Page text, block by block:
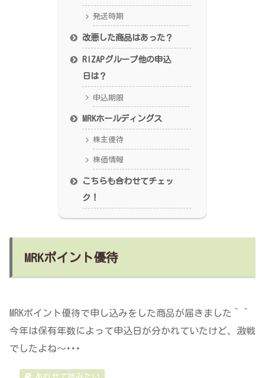
発送時期
改悪した商品はあった？
RIZAPグループ他の申込
日は？
申込期限
MRKホールディングス
株主優待
株価情報
こちらも合わせてチェッ
ク！
MRKポイント優待
MRKポイント優待で申し込みをした商品が届きました＾＾
今年は保有年数によって申込日が分かれていたけど、激戦
でしたよね～･･･